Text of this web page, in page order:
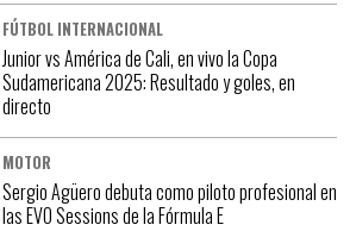
FÚTBOL INTERNACIONAL
Junior vs América de Cali, en vivo la Copa
Sudamericana 2025: Resultado y goles, en
directo
MOTOR
Sergio Agüero debuta como piloto profesional en
las EVO Sessions de la Fórmula E